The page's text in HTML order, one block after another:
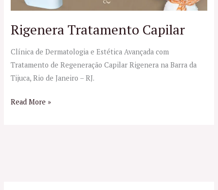
Rigenera Tratamento Capilar
Clínica de Dermatologia e Estética Avançada com
Tratamento de Regeneração Capilar Rigenera na Barra da
Tijuca, Rio de Janeiro – RJ.
Read More »